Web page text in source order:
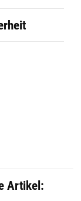
Artikel: